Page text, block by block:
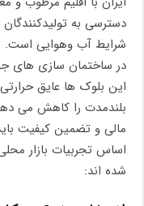
دسترسی به
شرایط آب وهوایی است.
در ساختمان سازی های
این بلوک ها عایق
بلندمدت را کاهش می
مالی و تضمین کیفیت
اساس تجربیات بازار
شده اند: